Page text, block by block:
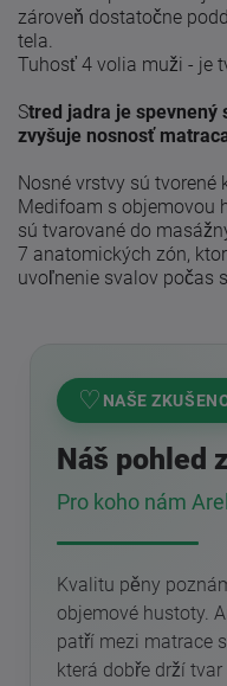
zároveň dostatočne
tela.
Tuhosť 4 volia muži - je
Stred jadra je spevnený
zvyšuje nosnosť
Nosné vrstvy sú
Medifoam s objemovou
sú tvarované do
7 anatomických zón,
uvoľnenie svalov počas
♡ NAŠE
Náš pohled
Pro koho nám
Kvalitu pěny
objemové hustoty.
patří mezi matrace
která dobře drží